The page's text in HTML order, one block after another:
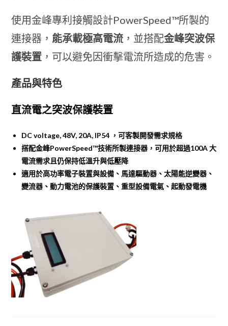
使用金峰專利接觸設計PowerSpeed™所製的
連接器， 能承載極高電流 ，並搭配金峰突波保
護裝置 ，可以避免因衝擊電流所造成的危害。
產品與特色
直流電之突波保護裝置
DC voltage, 48V, 20A, IP54 ，可客製開發需求規格
搭配金峰PowerSpeed™技術所製連接器，可用於超過100A 大
電流需求且仍保持低溫升與低壓降
適用於高功率電子裝置與設備、馬達驅動器、太陽能逆變器、
變流器、動力電池的保護裝置、重型設備電氣、起動發電機